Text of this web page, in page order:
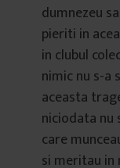
dumnezeu
pieriti in
in clubul
nimic nu s-a
aceasta
niciodata nu
care
si meritau in